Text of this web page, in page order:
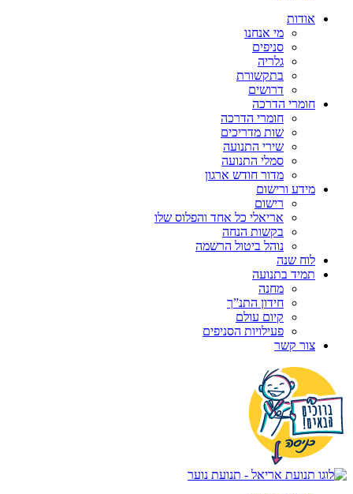
אודות
מי אנחנו
סניפים
גלריה
בתקשורת
דרושים
חומרי הדרכה
חומרי הדרכה
שות מדריכים
שירי התנועה
סמלי התנועה
מדור חודש ארגון
מידע ורישום
רישום
אריאלי כל אחד והפלוס שלו
בקשות הנחה
נוהל ביטול הרשמה
לוח שנה
תמיד בתנועה
מחנה
חידון התנ”ך
קיום עולם
פעילויות הסניפים
צור קשר